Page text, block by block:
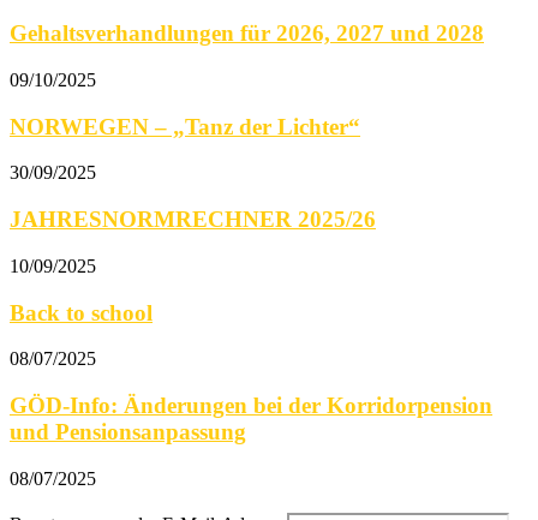
Gehaltsverhandlungen für 2026, 2027 und 2028
09/10/2025
NORWEGEN – „Tanz der Lichter“
30/09/2025
JAHRESNORMRECHNER 2025/26
10/09/2025
Back to school
08/07/2025
GÖD-Info: Änderungen bei der Korridorpension
und Pensionsanpassung
08/07/2025